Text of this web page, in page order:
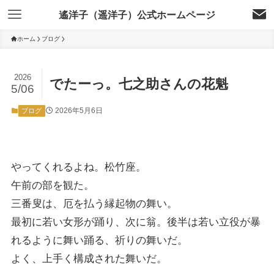
遙洋子（遥洋子）公式ホームページ
ホーム ブログ
でたーっ。七之助さんの花魁
2026
5/06
ブログ 2026年5月6日
やってくれるよね。松竹座。
午前の部を観た。
三番叟は、厄を払う縁起物の舞い。
最初に若い女形が踊り、次に翁。後半は若い立役が暴
れるように舞い踊る、祈りの舞いだ。
よく、上手く構成された舞いだ。